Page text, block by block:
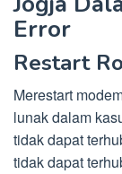
Error
Restart
Merestart
lunak dalam
tidak dapat
tidak dapat